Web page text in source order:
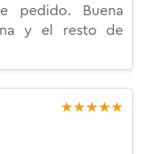
pedido. Buena
y el resto de
★★★★★